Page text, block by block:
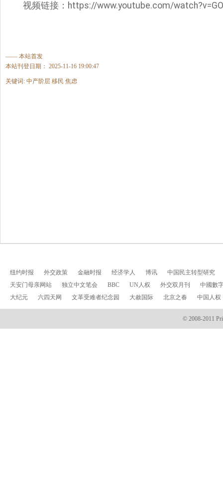
视频链接：https://www.youtube.com/
—— 本站首发
本站刊登日期： 2025-11-16 19:00:47
关键词: 中产阶层 移民 焦虑
纽约时报 外交政策 金融时报 经济学人 博讯
中国民主转型研究
天安门母亲网站
独立中文笔会 BBC UN人权 外交双月刊
中國數
大纪元
六四天网 文革受难者纪念园 大赦国际 北京之春 中国人权
© 2008-2011